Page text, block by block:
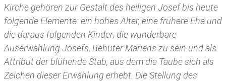
Kirche gehören zur Gestalt des heiligen Josef bis heute
folgende Elemente: ein hohes Alter, eine frühere Ehe und
die daraus folgenden Kinder; die wunderbare
Auserwählung Josefs, Behüter Mariens zu sein und als
Attribut der blühende Stab, aus dem die Taube sich als
Zeichen dieser Erwählung erhebt. Die Stellung des